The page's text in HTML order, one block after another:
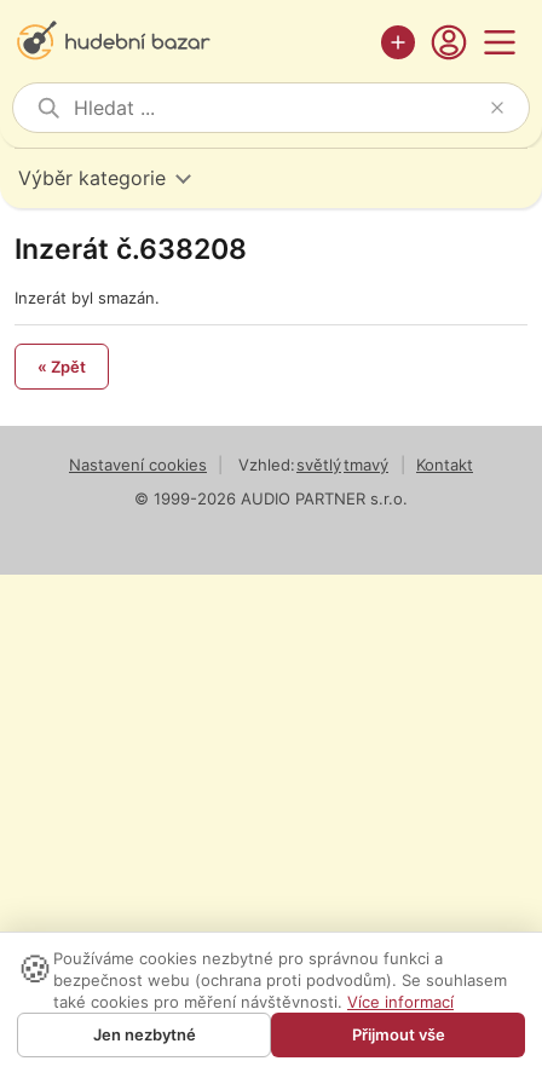
Výběr kategorie
Inzerát č.638208
Inzerát byl smazán.
« Zpět
Nastavení cookies Vzhled:světlýtmavý
Kontakt
© 1999-2026 AUDIO PARTNER s.r.o.
🍪 Používáme cookies nezbytné pro správnou funkci a
bezpečnost webu (ochrana proti podvodům). Se souhlasem
také cookies pro měření návštěvnosti. Více informací
Jen nezbytné
Přijmout vše